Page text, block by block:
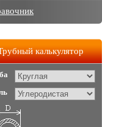
калькулятор